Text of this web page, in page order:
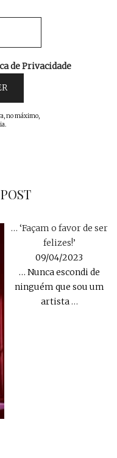
de Privacidade
no máximo,
… ‘Façam o favor de ser
felizes!’
09/04/2023
… Nunca escondi de
ninguém que sou um
artista …